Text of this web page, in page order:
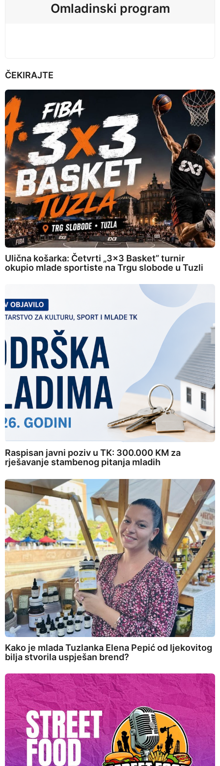
Omladinski program
ČEKIRAJTE
Ulična košarka: Četvrti „3×3 Basket” turnir
okupio mlade sportiste na Trgu slobode u Tuzli
Raspisan javni poziv u TK: 300.000 KM za
rješavanje stambenog pitanja mladih
Kako je mlada Tuzlanka Elena Pepić od ljekovitog
bilja stvorila uspješan brend?